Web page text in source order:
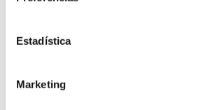
Estadística
Marketing
adquiriendo este producto
ESPIRULINA